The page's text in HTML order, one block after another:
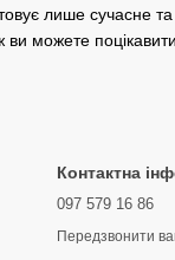
лише сучасне та
можете
Контактна
097 579 16 86
Передзвонити